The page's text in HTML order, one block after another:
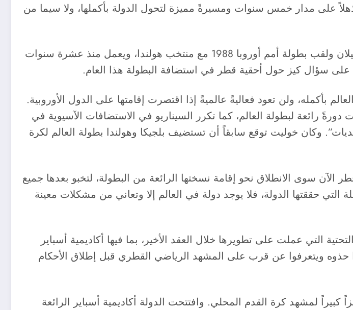
على مدار خمس سنوات ومسيرةً مميزة لتحول الدولة بأكملها، ولا سيما من
ومن جانبه، حقق خوليت لقب دوري أبطال أوروبا مرتين مع نادي إيه سي ميلان ولقب بطولة أمم أوروبا 1988 مع منتخب هولندا، ويعمل منذ عشرة سنوات
بأكمله، ولن تعود فعاليةً عالميةً إذا اقتصرت إقامتها على الدول الأوروبية.
رائعة لبطولة العالم، كما تكرر السيناريو في الاستضافات الآسيوية في
وكان خوليت توقع سابقاً أن تستضيف بلجيكا وهولندا بطولة العالم لكرة
الآن سوى الانطلاق نحو إقامة نسختها الرائعة من البطولة، لتخبو بعدها جميع
حققتها الدولة، فلا يوجد دولة في العالم إلا وتعاني من مشكلات معينة
التي عملت على تطويرها خلال العقد الأخير، بما فيها أكاديمية أسباير
ويتعرفوا عن قرب على المشهد الرياضي القطري قبل إطلاق الأحكام
“قدم انتصار المنتخب القطري في [كأس آسيا] عام 2019 حافزاً كبيراً لمشهد كرة القدم المحلي. وافتتحت الدولة أكاديمية أسباير الرائعة